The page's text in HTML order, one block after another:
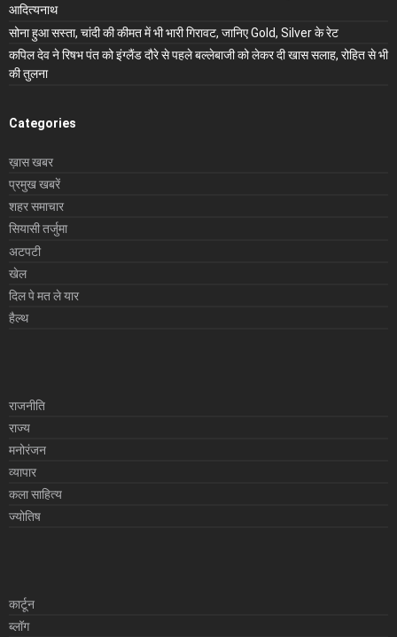
आदित्यनाथ
सोना हुआ सस्ता, चांदी की कीमत में भी भारी गिरावट, जानिए Gold, Silver के रेट
कपिल देव ने रिषभ पंत को इंग्लैंड दौरे से पहले बल्लेबाजी को लेकर दी खास सलाह, रोहित से भी
की तुलना
Categories
ख़ास खबर
प्रमुख खबरें
शहर समाचार
सियासी तर्जुमा
अटपटी
खेल
दिल पे मत ले यार
हैल्थ
राजनीति
राज्य
मनोरंजन
व्यापार
कला साहित्य
ज्योतिष
कार्टून
ब्लॉग